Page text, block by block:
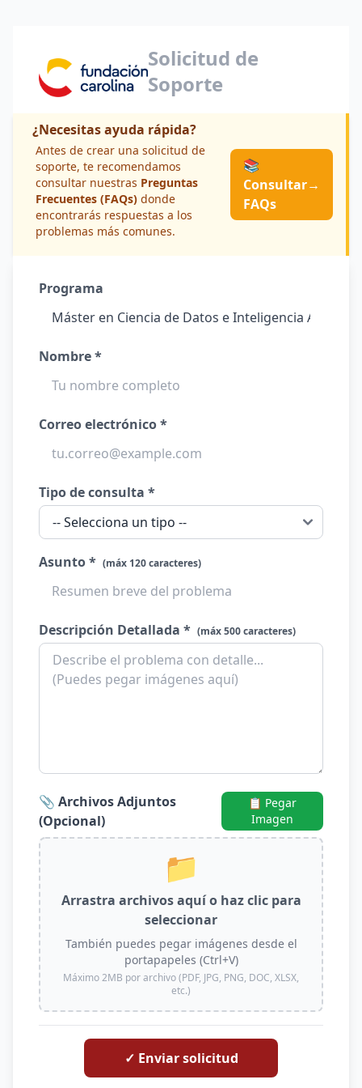
Solicitud de
Soporte
¿Necesitas ayuda rápida?
Antes de crear una solicitud de
soporte, te recomendamos
consultar nuestras Preguntas
Frecuentes (FAQs) donde
encontrarás respuestas a los
problemas más comunes.
📚
Consultar
FAQs
→
Programa
Nombre *
Correo electrónico *
Tipo de consulta *
Asunto * (máx 120 caracteres)
Descripción Detallada * (máx 500 caracteres)
📎 Archivos Adjuntos
(Opcional)
📋 Pegar
Imagen
📁
Arrastra archivos aquí o haz clic para
seleccionar
También puedes pegar imágenes desde el
portapapeles (Ctrl+V)
Máximo 2MB por archivo (PDF, JPG, PNG, DOC, XLSX,
etc.)
✓ Enviar solicitud